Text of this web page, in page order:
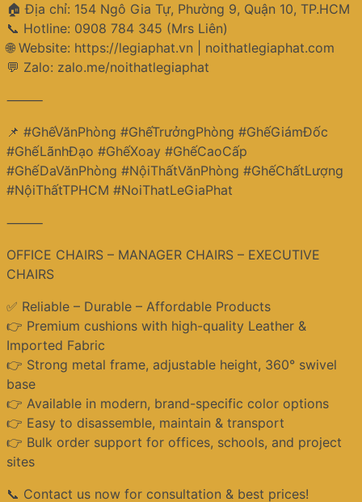
🏠 Địa chỉ: 154 Ngô Gia Tự, Phường 9, Quận 10, TP.HCM
📞 Hotline: 0908 784 345 (Mrs Liên)
🌐 Website: https://legiaphat.vn | noithatlegiaphat.com
💬 Zalo: zalo.me/noithatlegiaphat
⸻
📌 #GhếVănPhòng #GhếTrưởngPhòng #GhếGiámĐốc
#GhếLãnhĐạo #GhếXoay #GhếCaoCấp
#GhếDaVănPhòng #NộiThấtVănPhòng #GhếChấtLượng
#NộiThấtTPHCM #NoiThatLeGiaPhat
⸻
OFFICE CHAIRS – MANAGER CHAIRS – EXECUTIVE
CHAIRS
✅ Reliable – Durable – Affordable Products
👉 Premium cushions with high-quality Leather &
Imported Fabric
👉 Strong metal frame, adjustable height, 360° swivel
base
👉 Available in modern, brand-specific color options
👉 Easy to disassemble, maintain & transport
👉 Bulk order support for offices, schools, and project
sites
📞 Contact us now for consultation & best prices!